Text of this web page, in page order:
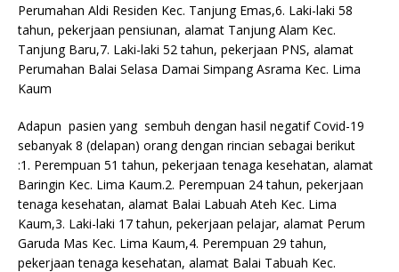
Perumahan Aldi Residen Kec. Tanjung Emas,6. Laki-laki 58
tahun, pekerjaan pensiunan, alamat Tanjung Alam Kec.
Tanjung Baru,7. Laki-laki 52 tahun, pekerjaan PNS, alamat
Perumahan Balai Selasa Damai Simpang Asrama Kec. Lima
Kaum
Adapun pasien yang sembuh dengan hasil negatif Covid-19
sebanyak 8 (delapan) orang dengan rincian sebagai berikut
:1. Perempuan 51 tahun, pekerjaan tenaga kesehatan, alamat
Baringin Kec. Lima Kaum.2. Perempuan 24 tahun, pekerjaan
tenaga kesehatan, alamat Balai Labuah Ateh Kec. Lima
Kaum,3. Laki-laki 17 tahun, pekerjaan pelajar, alamat Perum
Garuda Mas Kec. Lima Kaum,4. Perempuan 29 tahun,
pekerjaan tenaga kesehatan, alamat Balai Tabuah Kec.